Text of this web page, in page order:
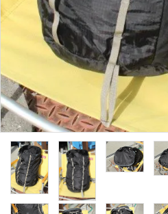
INFORMATION
ACCOUNT MENU
ようこそ ゲスト 様
meeting_room ログイン person